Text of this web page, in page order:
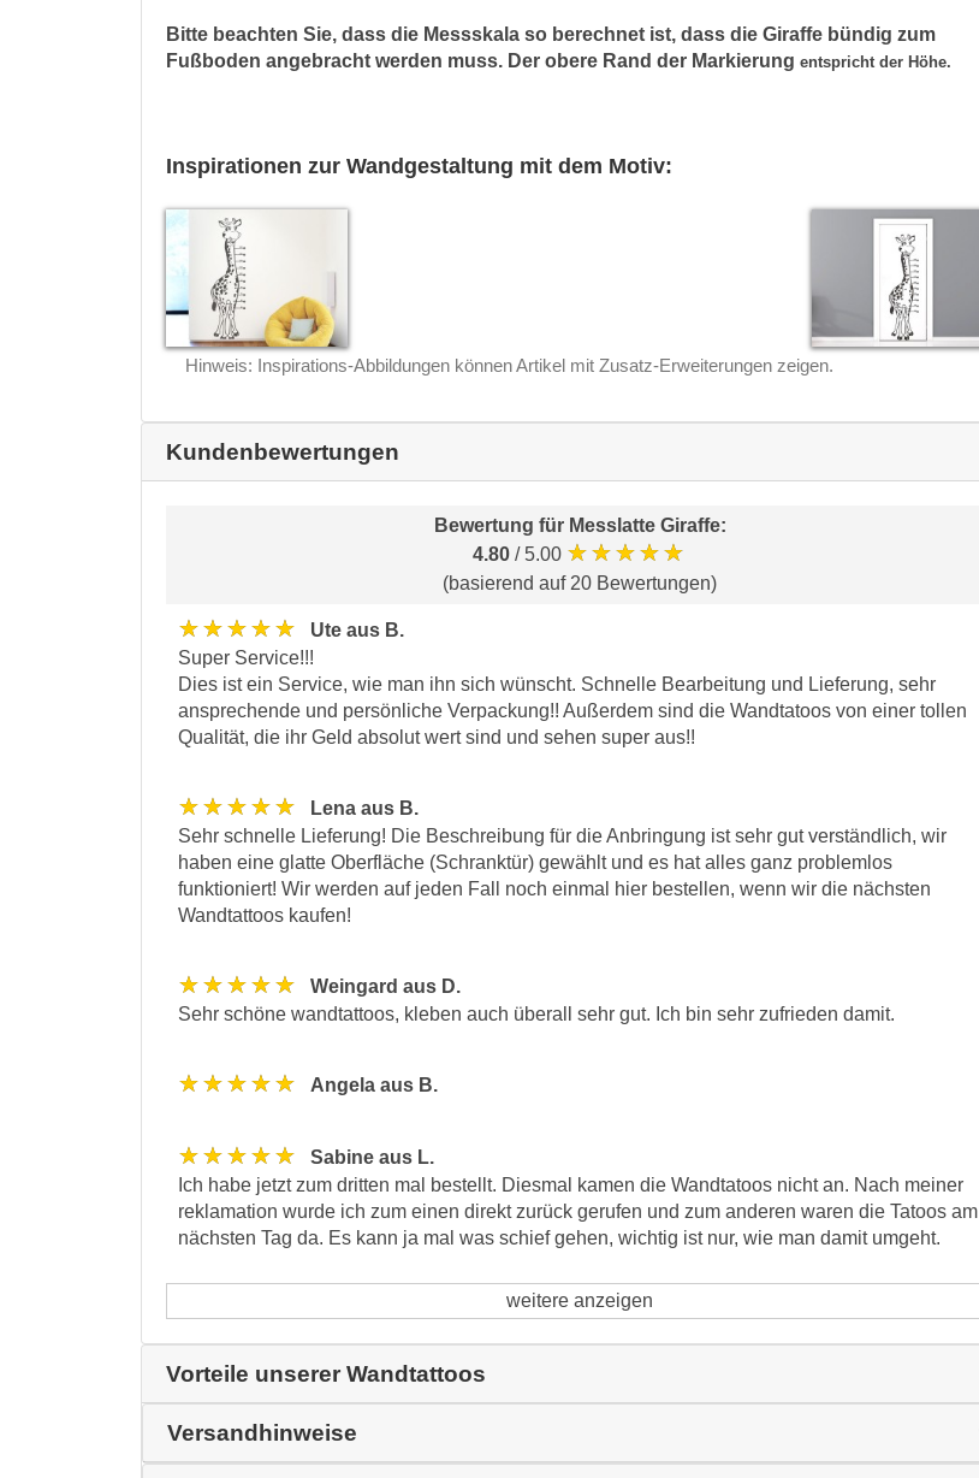
Bitte beachten Sie, dass die Messskala so berechnet ist, dass die Giraffe bündig zum
Fußboden angebracht werden muss. Der obere Rand der Markierung entspricht der Höhe.
Inspirationen zur Wandgestaltung mit dem Motiv:
Hinweis: Inspirations-Abbildungen können Artikel mit Zusatz-Erweiterungen zeigen.
Kundenbewertungen
Bewertung für Messlatte Giraffe:
4.80 / 5.00 ★★★★★
(basierend auf 20 Bewertungen)
★★★★★
Ute aus B.
Super Service!!!
Dies ist ein Service, wie man ihn sich wünscht. Schnelle Bearbeitung und Lieferung, sehr
ansprechende und persönliche Verpackung!! Außerdem sind die Wandtatoos von einer tollen
Qualität, die ihr Geld absolut wert sind und sehen super aus!!
★★★★★
Lena aus B.
Sehr schnelle Lieferung! Die Beschreibung für die Anbringung ist sehr gut verständlich, wir
haben eine glatte Oberfläche (Schranktür) gewählt und es hat alles ganz problemlos
funktioniert! Wir werden auf jeden Fall noch einmal hier bestellen, wenn wir die nächsten
Wandtattoos kaufen!
★★★★★
Weingard aus D.
Sehr schöne wandtattoos, kleben auch überall sehr gut. Ich bin sehr zufrieden damit.
★★★★★ Angela aus B.
★★★★★
Sabine aus L.
Ich habe jetzt zum dritten mal bestellt. Diesmal kamen die Wandtatoos nicht an. Nach meiner
reklamation wurde ich zum einen direkt zurück gerufen und zum anderen waren die Tatoos am
nächsten Tag da. Es kann ja mal was schief gehen, wichtig ist nur, wie man damit umgeht.
weitere anzeigen
Vorteile unserer Wandtattoos
Versandhinweise